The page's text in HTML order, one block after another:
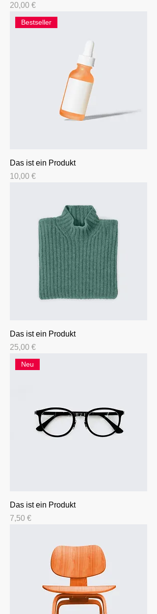
Preis
20,00 €
Bestseller
Das ist ein Produkt
Preis
10,00 €
Das ist ein Produkt
Preis
25,00 €
Neu
Das ist ein Produkt
Preis
7,50 €